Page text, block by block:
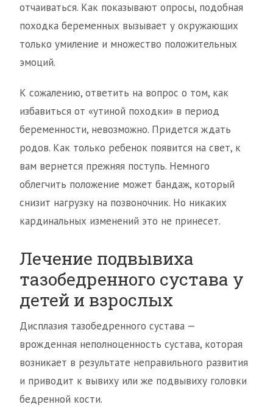
отчаиваться. Как показывают опросы, подобная
походка беременных вызывает у окружающих
только умиление и множество положительных
эмоций.
К сожалению, ответить на вопрос о том, как
избавиться от «утиной походки» в период
беременности, невозможно. Придется ждать
родов. Как только ребенок появится на свет, к
вам вернется прежняя поступь. Немного
облегчить положение может бандаж, который
снизит нагрузку на позвоночник. Но никаких
кардинальных изменений это не принесет.
Лечение подвывиха
тазобедренного сустава у
детей и взрослых
Дисплазия тазобедренного сустава —
врожденная неполноценность сустава, которая
возникает в результате неправильного развития
и приводит к вывиху или же подвывиху головки
бедренной кости.